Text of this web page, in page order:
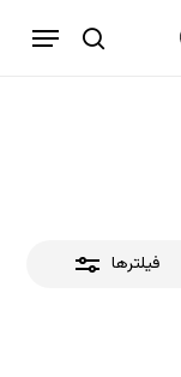
جستجو
فهرست
بستن
فیلترها